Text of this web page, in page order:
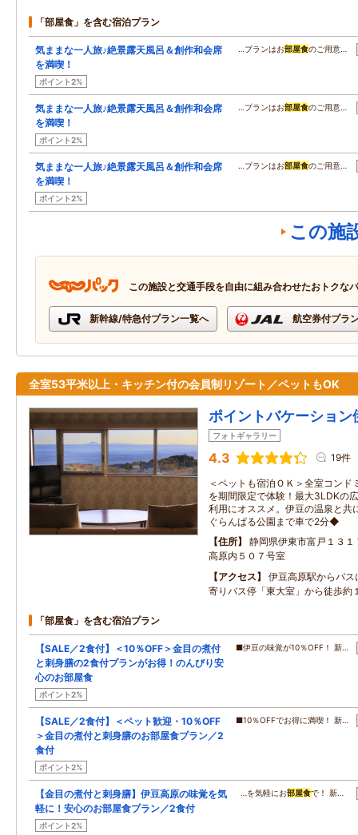
「部屋食」を含む宿泊プラン
気ままな一人旅♪絶景露天風呂＆創作和会席
を満喫！
ポイント2%
…プランはお部屋食のご用意…
気ままな一人旅♪絶景露天風呂＆創作和会席
を満喫！
ポイント2%
…プランはお部屋食のご用意…
気ままな一人旅♪絶景露天風呂＆創作和会席
を満喫！
ポイント2%
…プランはお部屋食のご用意…
この施
この施設と交通手段を自由に組み合わせたおトクな
新幹線/特急付プラン一覧へ 航空券付プラ
全室53平米以上・キッチン付の会員制リゾート／ペットもOK
ポイントバケーション
フォトギャラリー
4.3 19件
＜ペットも宿泊ＯＫ＞全室コンド
を期間限定で体験！最大3LDKの
利用にオススメ。伊豆の温泉と
ぐらんぱる公園まで車で2分◆
住所
静岡県伊東市富戸１３
高原内５０７号室
アクセス
伊豆高原駅からバ
寄りバス停「東大室」から徒歩約
「部屋食」を含む宿泊プラン
【SALE／2食付】＜10％OFF＞金目の煮付
と刺身膳の2食付プランがお得！のんびり安
心のお部屋食
ポイント2%
■伊豆の味覚が10％OFF！ 新…
【SALE／2食付】＜ペット歓迎・10％OFF
＞金目の煮付と刺身膳のお部屋食プラン／2
食付
ポイント2%
■10％OFFでお得に満喫！ 新…
【金目の煮付と刺身膳】伊豆高原の味覚を気
軽に！安心のお部屋食プラン／2食付
ポイント2%
…を気軽にお部屋食で！ 新…